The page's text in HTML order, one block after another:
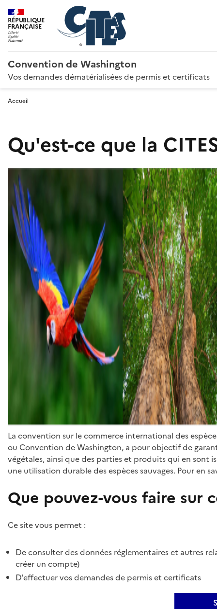
RÉPUBLIQUE
FRANÇAISE
Convention de Washington
Vos demandes dématérialisées de permis et certificats
Accueil
Qu'est-ce que la
La convention sur le commerce international des
ou Convention de Washington, a pour objectif de
végétales, ainsi que des parties et produits qui en sont
une utilisation durable des espèces sauvages. Pour en
Que pouvez-vous faire sur
Ce site vous permet :
De consulter des données réglementaires et autres
créer un compte)
D'effectuer vos demandes de permis et certificats